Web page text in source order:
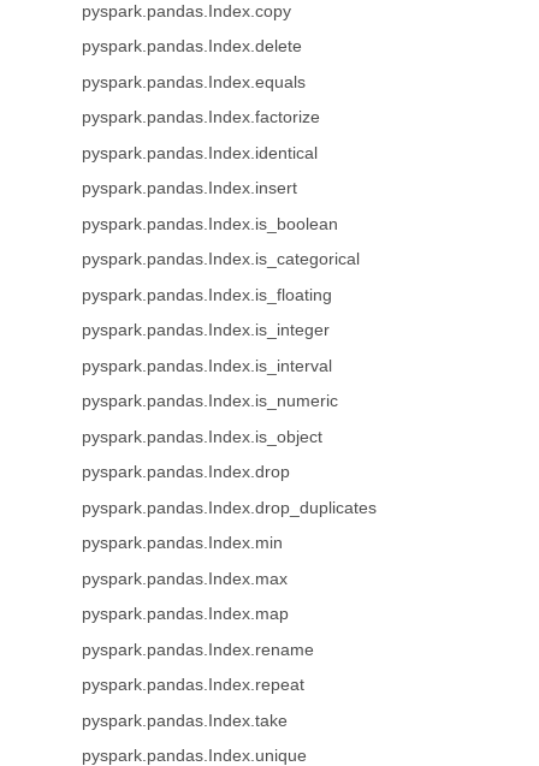
pyspark.pandas.Index.copy
pyspark.pandas.Index.delete
pyspark.pandas.Index.equals
pyspark.pandas.Index.factorize
pyspark.pandas.Index.identical
pyspark.pandas.Index.insert
pyspark.pandas.Index.is_boolean
pyspark.pandas.Index.is_categorical
pyspark.pandas.Index.is_floating
pyspark.pandas.Index.is_integer
pyspark.pandas.Index.is_interval
pyspark.pandas.Index.is_numeric
pyspark.pandas.Index.is_object
pyspark.pandas.Index.drop
pyspark.pandas.Index.drop_duplicates
pyspark.pandas.Index.min
pyspark.pandas.Index.max
pyspark.pandas.Index.map
pyspark.pandas.Index.rename
pyspark.pandas.Index.repeat
pyspark.pandas.Index.take
pyspark.pandas.Index.unique